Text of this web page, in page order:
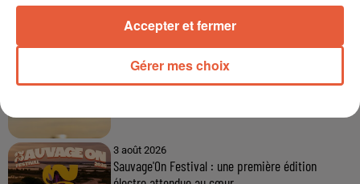
Éclipse solaire du 12 août 2026 : le CHU de Nîmes
appelle à la plus...
3 août 2026
Sauvage'On Festival : une première édition
Gérer mes choix
Accepter et fermer